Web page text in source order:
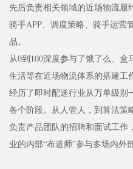
先后负责相关领域的近场物流履
骑手APP、调度策略、骑手运营
品。
从0到100深度参与了饿了么、
生活等在近场物流体系的搭建工
经历了即时配送行业从万单级别
各个阶段。从人管人，到算法策
负责产品团队的招聘和面试工作
业的内部“布道师”参与多场内外